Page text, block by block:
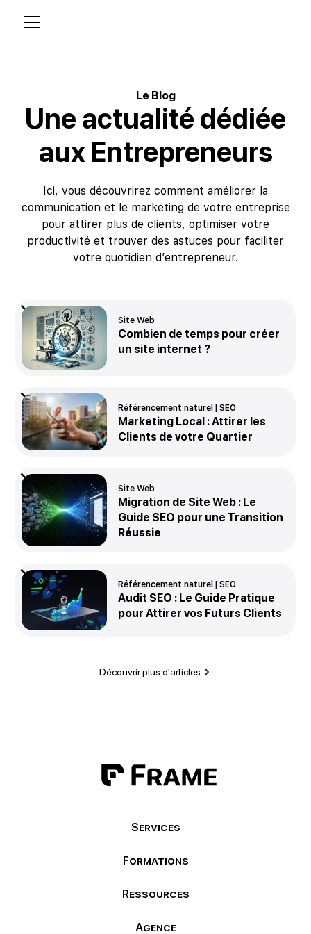
Le Blog
Une actualité dédiée
aux Entrepreneurs
Ici, vous découvrirez comment améliorer la
communication et le marketing de votre entreprise
pour attirer plus de clients, optimiser votre
productivité et trouver des astuces pour faciliter
votre quotidien d’entrepreneur.
Site Web
Combien de temps pour créer
un site internet ?
Référencement naturel | SEO
Marketing Local : Attirer les
Clients de votre Quartier
Site Web
Migration de Site Web : Le
Guide SEO pour une Transition
Réussie
Référencement naturel | SEO
Audit SEO : Le Guide Pratique
pour Attirer vos Futurs Clients
Découvrir plus d'articles
Services
Formations
Ressources
Agence